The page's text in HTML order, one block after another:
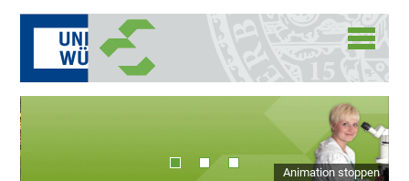
Animation stoppen